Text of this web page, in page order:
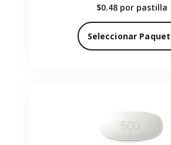
$0.48 por pastilla
Seleccionar